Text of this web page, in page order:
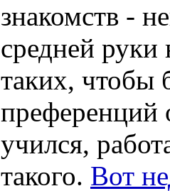
знакомств -
средней руки
таких, чтобы
учился,
такого. Вот